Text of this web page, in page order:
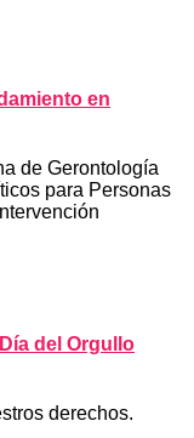
en
de Gerontología
para Personas
del Orgullo
derechos.